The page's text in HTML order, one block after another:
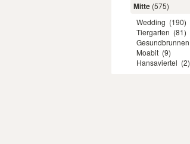
Mitte (575)
Wedding (190)
Tiergarten (81)
Gesundbrunnen
Moabit (9)
Hansaviertel (2)